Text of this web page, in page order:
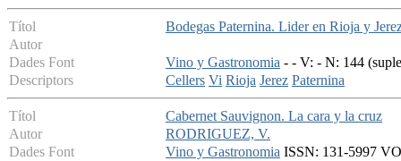
Títol
Bodegas Paternina. Lider en Rioja y
Autor
Dades Font
Vino y Gastronomia - - V: - N: 144
Descriptors
Cellers Vi Rioja Jerez Paternina
Títol
Cabernet Sauvignon. La cara y la cruz
Autor
RODRIGUEZ, V.
Dades Font
Vino y Gastronomia ISSN: 131-5997